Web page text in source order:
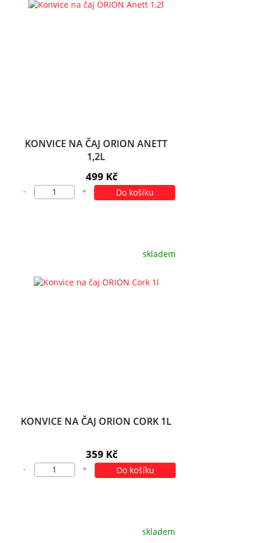
KONVICE NA ČAJ ORION ANETT
1,2L
499 Kč
- + Do košíku
skladem
KONVICE NA ČAJ ORION CORK 1L
359 Kč
- + Do košíku
skladem